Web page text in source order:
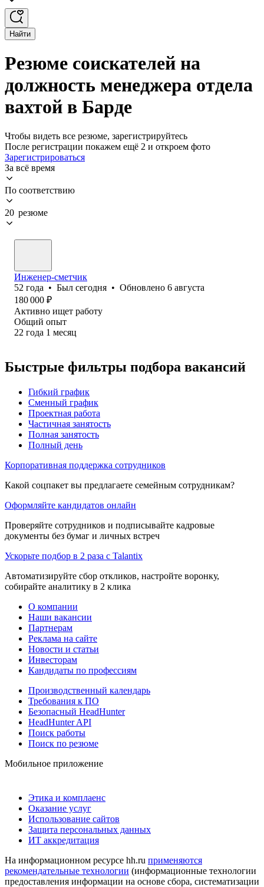
Найти
Резюме соискателей на
должность менеджера отдела
вахтой в Барде
Чтобы видеть все резюме, зарегистрируйтесь
После регистрации покажем ещё 2 и откроем фото
Зарегистрироваться
За всё время
По соответствию
20 резюме
Инженер-сметчик
52 года • Был сегодня • Обновлено 6 августа
180 000 ₽
Активно ищет работу
Общий опыт
22 года 1 месяц
Быстрые фильтры подбора вакансий
Гибкий график
Сменный график
Проектная работа
Частичная занятость
Полная занятость
Полный день
Корпоративная поддержка сотрудников
Какой соцпакет вы предлагаете семейным сотрудникам?
Оформляйте кандидатов онлайн
Проверяйте сотрудников и подписывайте кадровые
документы без бумаг и личных встреч
Ускорьте подбор в 2 раза с Talantix
Автоматизируйте сбор откликов, настройте воронку,
собирайте аналитику в 2 клика
О компании
Наши вакансии
Партнерам
Реклама на сайте
Новости и статьи
Инвесторам
Кандидаты по профессиям
Производственный календарь
Требования к ПО
Безопасный HeadHunter
HeadHunter API
Поиск работы
Поиск по резюме
Мобильное приложение
Этика и комплаенс
Оказание услуг
Использование сайтов
Защита персональных данных
ИТ аккредитация
На информационном ресурсе hh.ru применяются
рекомендательные технологии (информационные технологии
предоставления информации на основе сбора, систематизации